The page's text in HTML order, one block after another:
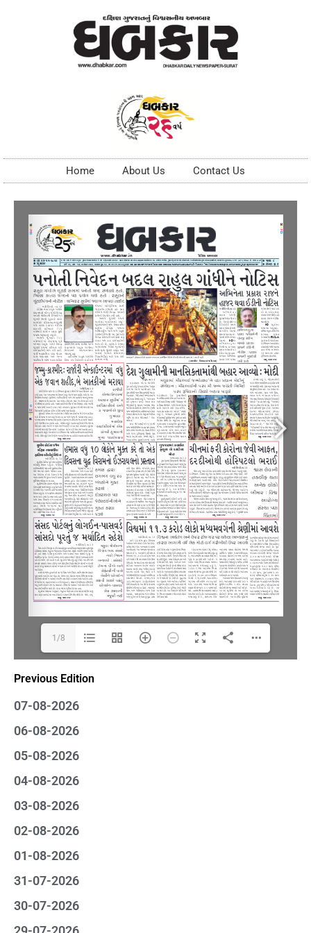
Home About Us Contact Us
Previous Edition
07-08-2026
06-08-2026
05-08-2026
04-08-2026
03-08-2026
02-08-2026
01-08-2026
31-07-2026
30-07-2026
1/8